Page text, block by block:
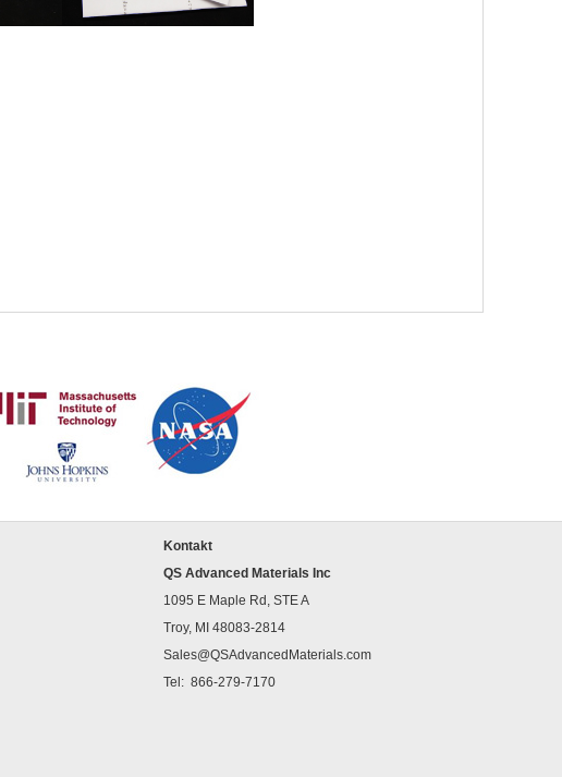
Kontakt
QS Advanced Materials Inc
1095 E Maple Rd, STE A
Troy, MI 48083-2814
Sales@QSAdvancedMaterials.com
Tel: 866-279-7170